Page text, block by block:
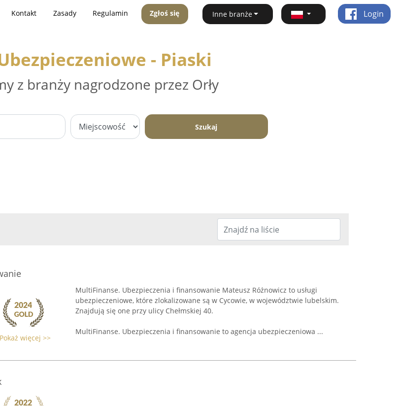
Kontakt Zasady Regulamin Zgłoś się Inne branże Login
- Piaski
z branży nagrodzone przez Orły
Szukaj
Pokaż więcej >>
MultiFinanse. Ubezpieczenia i finansowanie Mateusz Różnowicz to usługi
ubezpieczeniowe, które zlokalizowane są w Cycowie, w województwie lubelskim.
Znajdują się one przy ulicy Chełmskiej 40.
MultiFinanse. Ubezpieczenia i finansowanie to agencja ubezpieczeniowa ...